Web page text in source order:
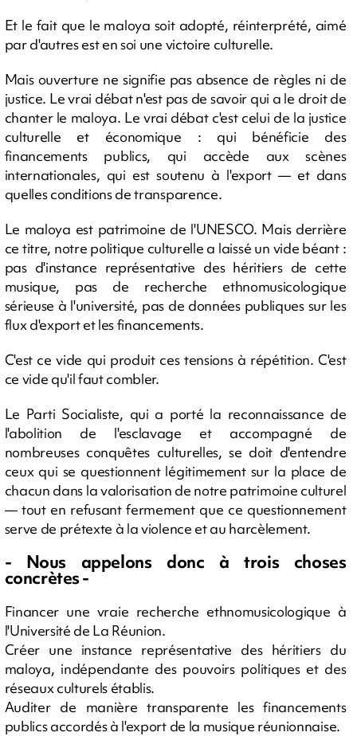
Et le fait que le maloya soit adopté, réinterprété, aimé
par d'autres est en soi une victoire culturelle.
Mais ouverture ne signifie pas absence de règles ni de
justice. Le vrai débat n'est pas de savoir qui a le droit de
chanter le maloya. Le vrai débat c'est celui de la justice
culturelle et économique : qui bénéficie des
financements publics, qui accède aux scènes
internationales, qui est soutenu à l'export — et dans
quelles conditions de transparence.
Le maloya est patrimoine de l'UNESCO. Mais derrière
ce titre, notre politique culturelle a laissé un vide béant :
pas d'instance représentative des héritiers de cette
musique, pas de recherche ethnomusicologique
sérieuse à l'université, pas de données publiques sur les
flux d'export et les financements.
C'est ce vide qui produit ces tensions à répétition. C'est
ce vide qu'il faut combler.
Le Parti Socialiste, qui a porté la reconnaissance de
l'abolition de l'esclavage et accompagné de
nombreuses conquêtes culturelles, se doit d'entendre
ceux qui se questionnent légitimement sur la place de
chacun dans la valorisation de notre patrimoine culturel
— tout en refusant fermement que ce questionnement
serve de prétexte à la violence et au harcèlement.
- Nous appelons donc à trois choses
concrètes -
Financer une vraie recherche ethnomusicologique à
l'Université de La Réunion.
Créer une instance représentative des héritiers du
maloya, indépendante des pouvoirs politiques et des
réseaux culturels établis.
Auditer de manière transparente les financements
publics accordés à l'export de la musique réunionnaise.